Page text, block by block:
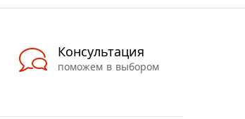
Консультация
поможем в выбором